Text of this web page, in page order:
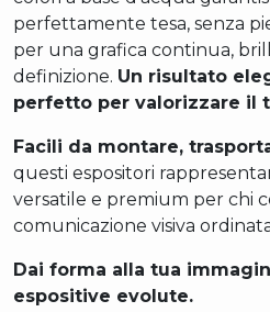
perfettamente tesa, senza
per una grafica continua,
definizione. Un risultato
perfetto per valorizzare il
Facili da montare,
questi espositori
versatile e premium per chi
comunicazione visiva
Dai forma alla tua
espositive evolute.